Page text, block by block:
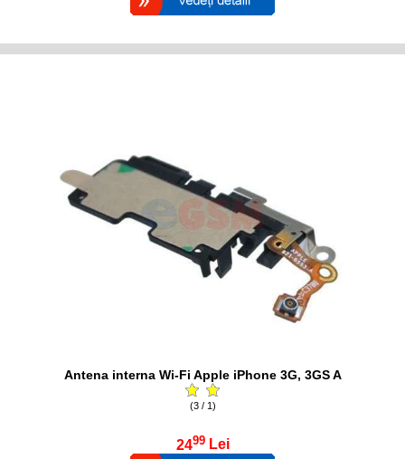
Antena interna Wi-Fi Apple iPhone 3G, 3GS A
(3 / 1)
2499 Lei